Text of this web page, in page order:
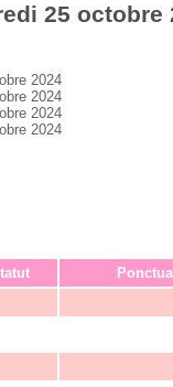
25 octobre
2024
2024
2024
2024